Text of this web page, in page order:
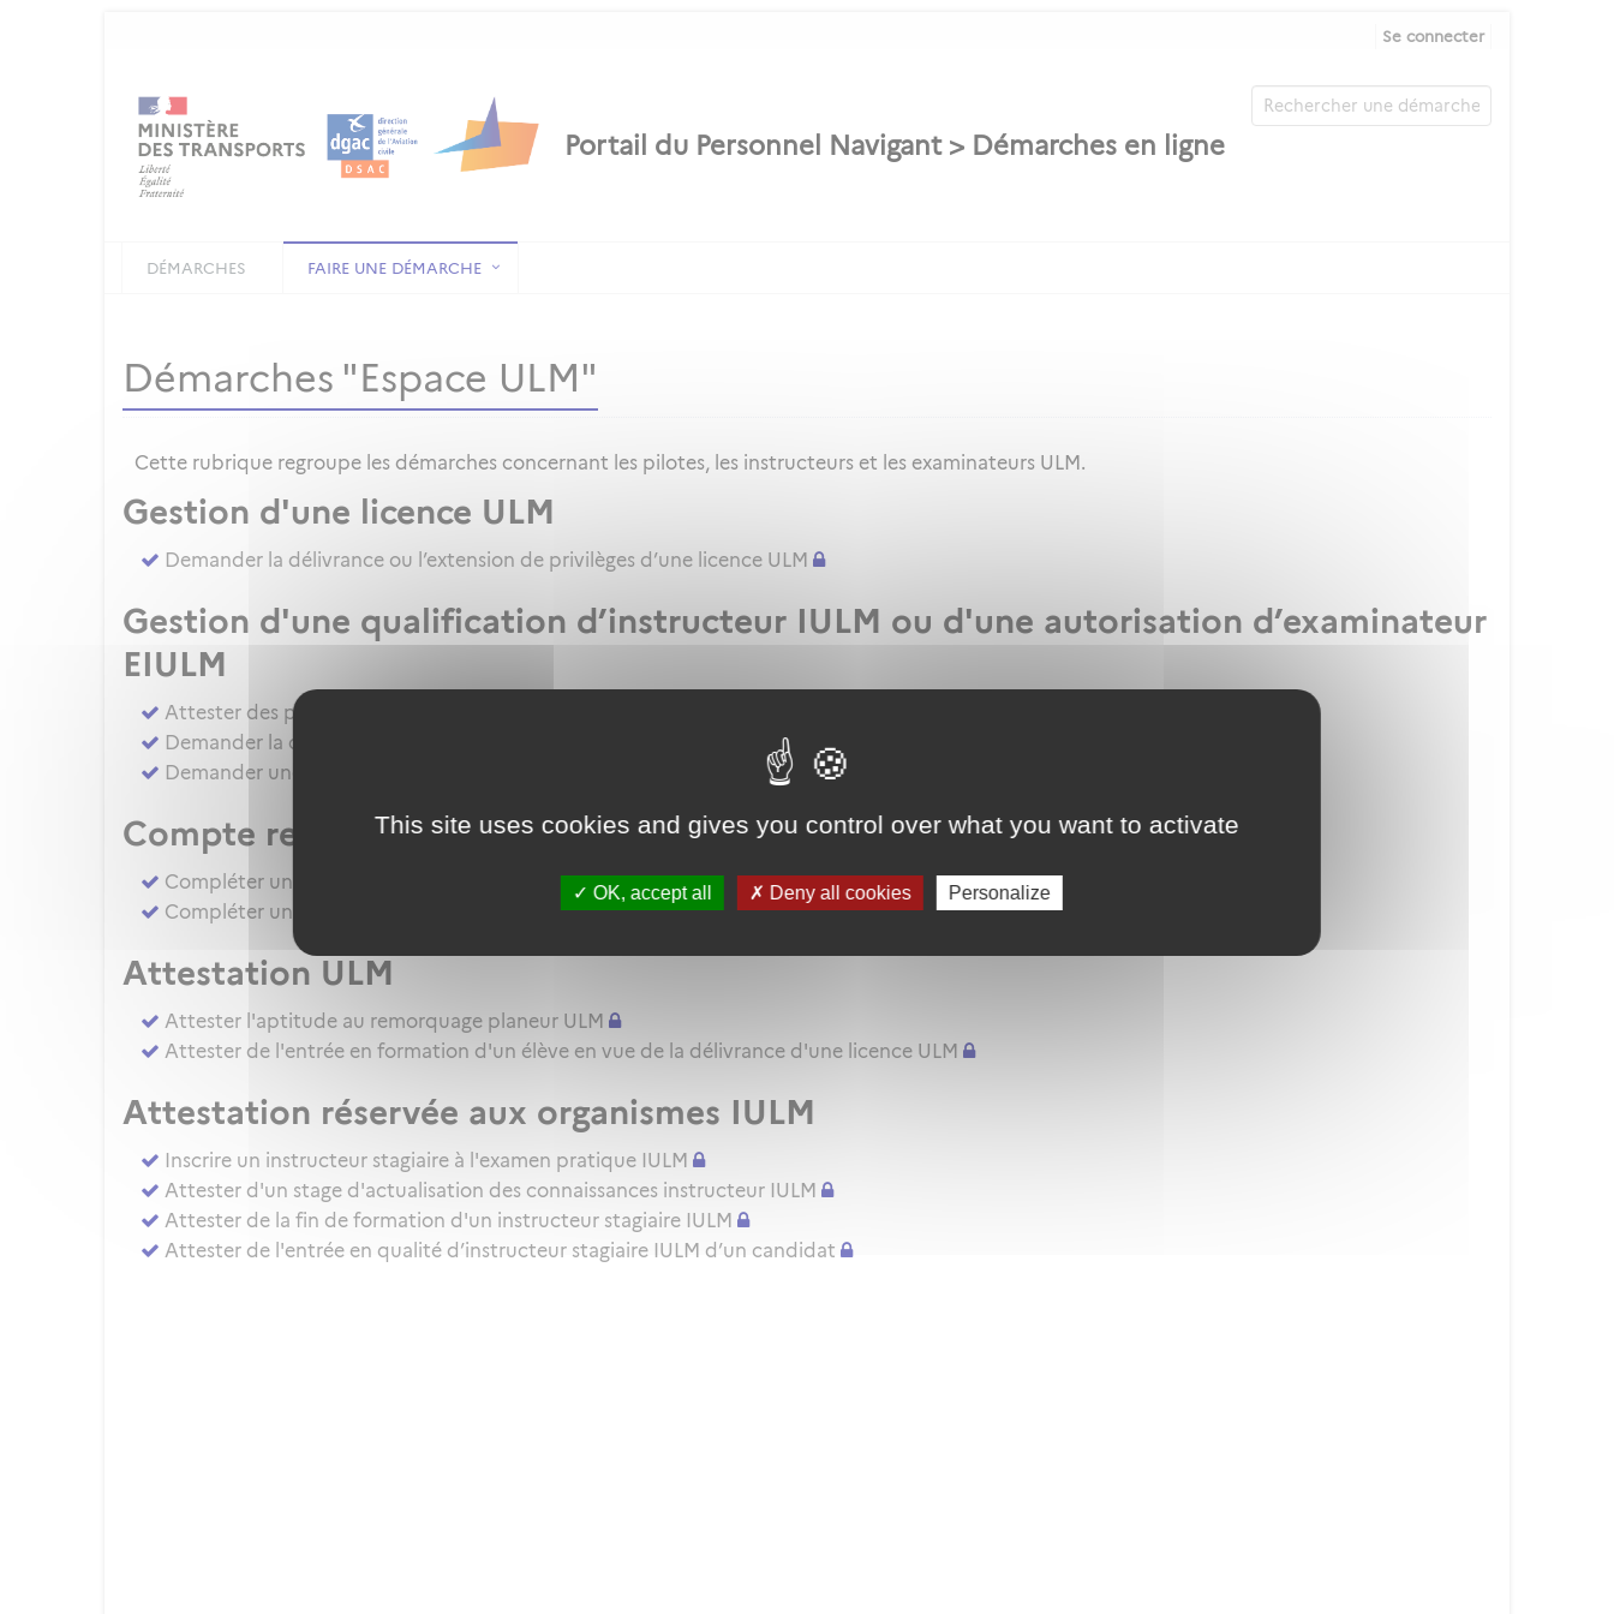
This site uses cookies and gives you control over what you want to activate
OK, accept all Deny all cookies Personalize
Se connecter
DÉMARCHES FAIRE UNE DÉMARCHE
Démarches "Espace ULM"
Cette rubrique regroupe les démarches concernant les pilotes, les instructeurs et les examinateurs ULM.
Gestion d'une licence ULM
Demander la délivrance ou l’extension de privilèges d’une licence ULM
Gestion d'une qualification d’instructeur IULM ou d'une autorisation d’examinateur
EIULM
Attester des prérequis pour devenir formateur d'instructeur ULM
Demander la délivrance, la prorogation, le renouvellement ou l'extension de privilèges de sa qualification IULM
Demander une autorisation d'examinateur d'instructeur EIULM
Compte rendu d’épreuve ULM
Compléter un compte rendu d'épreuve d'aptitude pratique instructeur IULM.
Compléter un compte rendu d'épreuve pratique ULM
Attestation ULM
Attester l'aptitude au remorquage planeur ULM
Attester de l'entrée en formation d'un élève en vue de la délivrance d'une licence ULM
Attestation réservée aux organismes IULM
Inscrire un instructeur stagiaire à l'examen pratique IULM
Attester d'un stage d'actualisation des connaissances instructeur IULM
Attester de la fin de formation d'un instructeur stagiaire IULM
Attester de l'entrée en qualité d’instructeur stagiaire IULM d’un candidat